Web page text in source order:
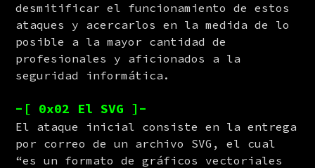
desmitificar el funcionamiento de estos
ataques y acercarlos en la medida de lo
posible a la mayor cantidad de
profesionales y aficionados a la
seguridad informática.
-[ 0x02 El SVG ]-
El ataque inicial consiste en la entrega
por correo de un archivo SVG, el cual
“es un formato de gráficos vectoriales